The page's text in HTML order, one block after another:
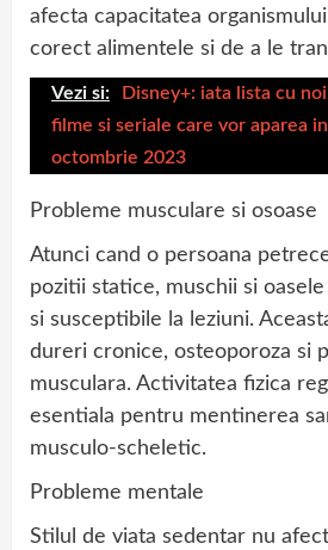
afecta capacitatea
corect alimentele si de a le
Vezi si:
Disney+: iata lista cu
filme si seriale care vor aparea in
octombrie 2023
Probleme musculare si osoase
Atunci cand o persoana
pozitii statice, muschii si
si susceptibile la leziuni.
dureri cronice, osteoporoza si
musculara. Activitatea fizica
esentiala pentru mentinerea
musculo-scheletic.
Probleme mentale
Stilul de viata sedentar nu